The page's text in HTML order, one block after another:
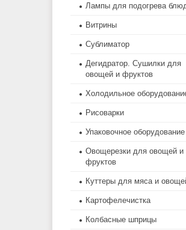
Лампы для подогрева
Витрины
Сублиматор
Дегидратор. Сушилки для
овощей и фруктов
Холодильное
Рисоварки
Упаковочное оборудование
Овощерезки для овощей и
фруктов
Куттеры для мяса и
Картофелечистка
Колбасные шприцы